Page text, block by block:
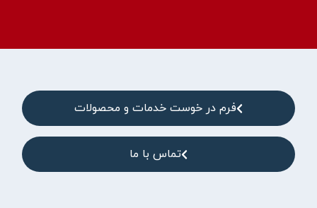
فرم در خوست خدمات و محصولات
تماس با ما